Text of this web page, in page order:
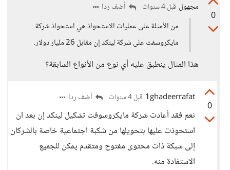
0
مجهول قبل 4 سنوات
أضف ردا
من الأمثلة على عمليات الاستحواذ هي استحواذ شركة
مايكروسفت على شركة لينكد إن مقابل 26 مليار دولار.
هذا المثال ينطبق عليه أي نوع من الأنواع السابقة؟
0
1ghadeerrafat قبل 4 سنوات أضف ردا
نعم فقد أعادت شركة مايكروسوفت تشكيل لينكد إن بعد ان
استحوذت عليها بتحويلها من شكبة اجتماعية خاصة بالشركان
إلى شبكة ذات محتوى مفتوح ومتقدم يمكن للجميع
الاستفادة منه.